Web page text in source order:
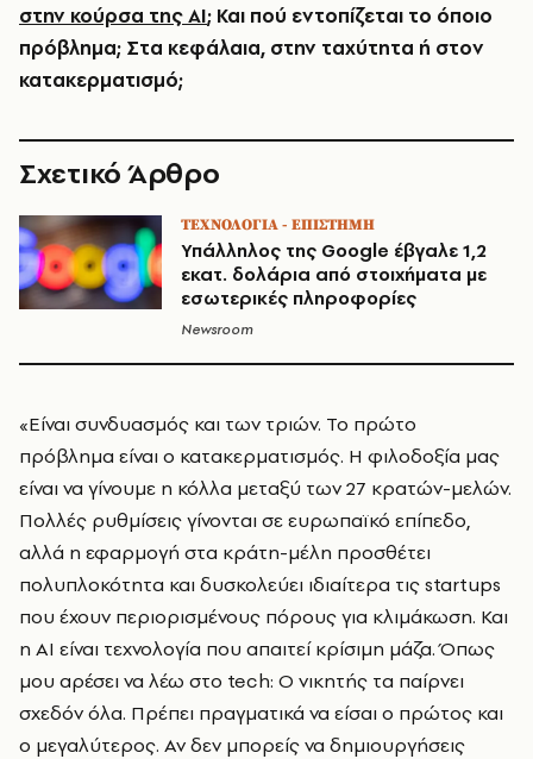
στην κούρσα της ΑΙ; Και πού εντοπίζεται το όποιο
πρόβλημα; Στα κεφάλαια, στην ταχύτητα ή στον
κατακερματισμό;
Σχετικό Άρθρο
ΤΕΧΝΟΛΟΓΙΑ - ΕΠΙΣΤΗΜΗ
Υπάλληλος της Google έβγαλε 1,2
εκατ. δολάρια από στοιχήματα με
εσωτερικές πληροφορίες
Newsroom
«Είναι συνδυασμός και των τριών. Το πρώτο
πρόβλημα είναι ο κατακερματισμός. Η φιλοδοξία μας
είναι να γίνουμε η κόλλα μεταξύ των 27 κρατών-μελών.
Πολλές ρυθμίσεις γίνονται σε ευρωπαϊκό επίπεδο,
αλλά η εφαρμογή στα κράτη-μέλη προσθέτει
πολυπλοκότητα και δυσκολεύει ιδιαίτερα τις startups
που έχουν περιορισμένους πόρους για κλιμάκωση. Και
η ΑΙ είναι τεχνολογία που απαιτεί κρίσιμη μάζα. Όπως
μου αρέσει να λέω στο tech: Ο νικητής τα παίρνει
σχεδόν όλα. Πρέπει πραγματικά να είσαι ο πρώτος και
ο μεγαλύτερος. Αν δεν μπορείς να δημιουργήσεις